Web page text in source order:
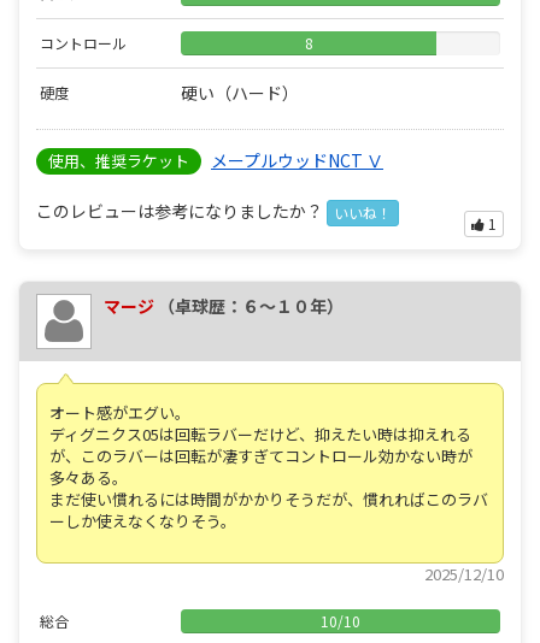
コントロール 8
硬度 硬い（ハード）
使用、推奨ラケット メープルウッドNCT Ⅴ
このレビューは参考になりましたか？ いいね！
1
マージ （卓球歴：６～１０年）
オート感がエグい。
ディグニクス05は回転ラバーだけど、抑えたい時は抑えれる
が、このラバーは回転が凄すぎてコントロール効かない時が
多々ある。
まだ使い慣れるには時間がかかりそうだが、慣れればこのラバ
ーしか使えなくなりそう。
2025/12/10
総合 10/10